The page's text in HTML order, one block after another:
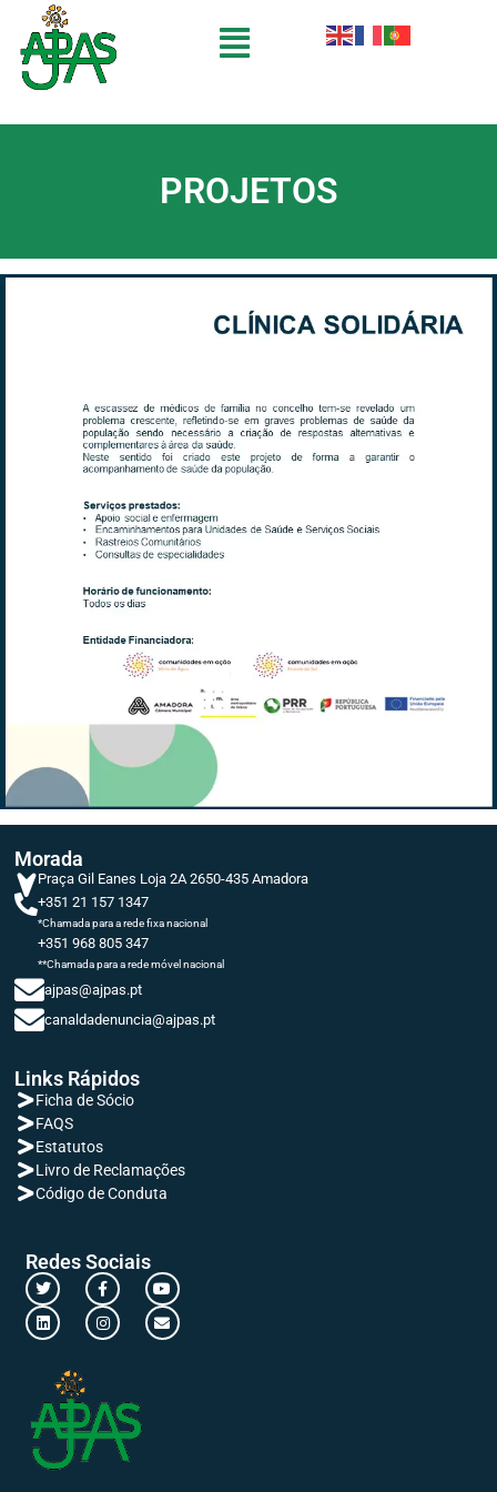
PROJETOS
Morada
Praça Gil Eanes Loja 2A 2650-435 Amadora
+351 21 157 1347
*Chamada para a rede fixa nacional
+351 968 805 347
**Chamada para a rede móvel nacional
ajpas@ajpas.pt
canaldadenuncia@ajpas.pt
Links Rápidos
Ficha de Sócio
FAQS
Estatutos
Livro de Reclamações
Código de Conduta
Redes Sociais